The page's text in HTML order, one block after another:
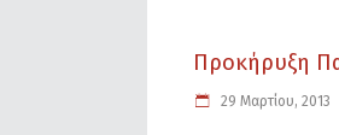
Προκήρυξη
29 Μαρτίου, 2013